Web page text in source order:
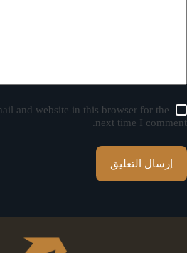
and website in this browser for the
next time I comment.
إرسال التعليق